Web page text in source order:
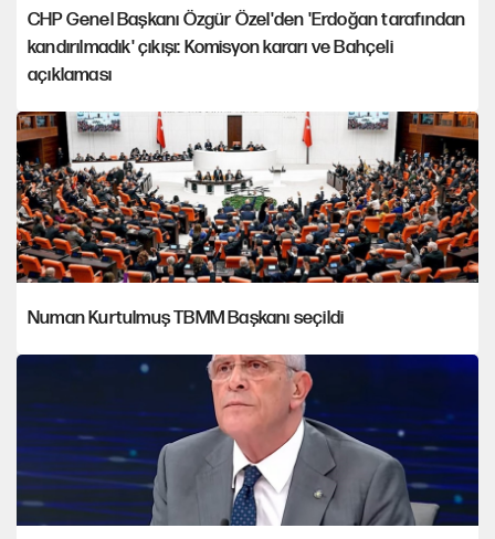
CHP Genel Başkanı Özgür Özel'den 'Erdoğan tarafından
kandırılmadık' çıkışı: Komisyon kararı ve Bahçeli
açıklaması
Numan Kurtulmuş TBMM Başkanı seçildi